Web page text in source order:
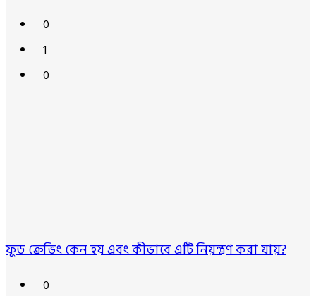
0
1
0
ফুড ক্রেভিং কেন হয় এবং কীভাবে এটি নিয়ন্ত্রণ করা যায়?
0